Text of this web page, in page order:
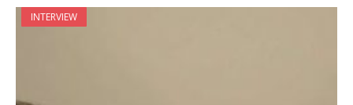
INTERVIEW